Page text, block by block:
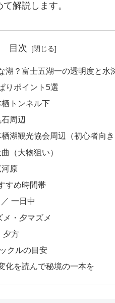
解説します。
目次
湖？富士五湖一の透明度と水
りポイント5選
トンネル下
周辺
観光協会周辺（初心者向き
（大物狙い）
原
すめ時間帯
一日中
メ・夕マズメ
夕方
クルの目安
化を読んで秘境の一本を